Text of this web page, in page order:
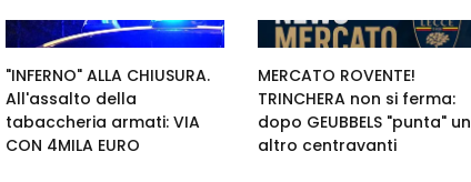
"INFERNO" ALLA CHIUSURA.
All'assalto della
tabaccheria armati: VIA
CON 4MILA EURO
MERCATO ROVENTE!
TRINCHERA non si ferma:
dopo GEUBBELS "punta" un
altro centravanti